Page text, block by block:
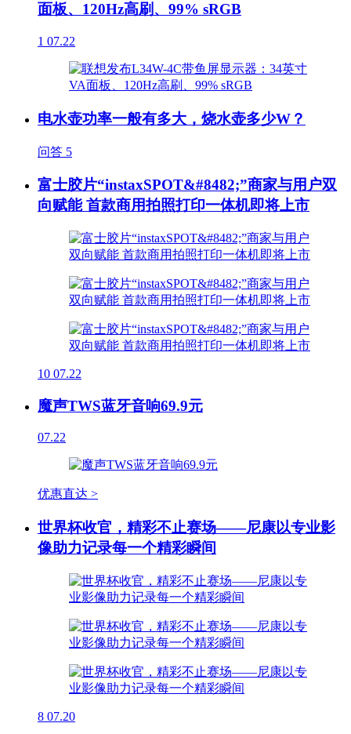
面板、120Hz高刷、99% sRGB
1 07.22
电水壶功率一般有多大，烧水壶多少W？
问答 5
富士胶片“instaxSPOT&#8482;”商家与用户双
向赋能 首款商用拍照打印一体机即将上市
10 07.22
魔声TWS蓝牙音响69.9元
07.22
优惠直达 >
世界杯收官，精彩不止赛场——尼康以专业影
像助力记录每一个精彩瞬间
8 07.20